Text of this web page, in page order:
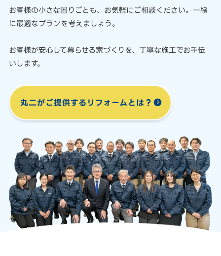
お客様の小さな困りごとも、 お気軽にご相談ください。 一緒
に最適なプランを考えましょう。
お客様が安心して暮らせる家づくりを、 丁寧な施工でお手伝
いします。
丸二がご提供する リフォームとは？